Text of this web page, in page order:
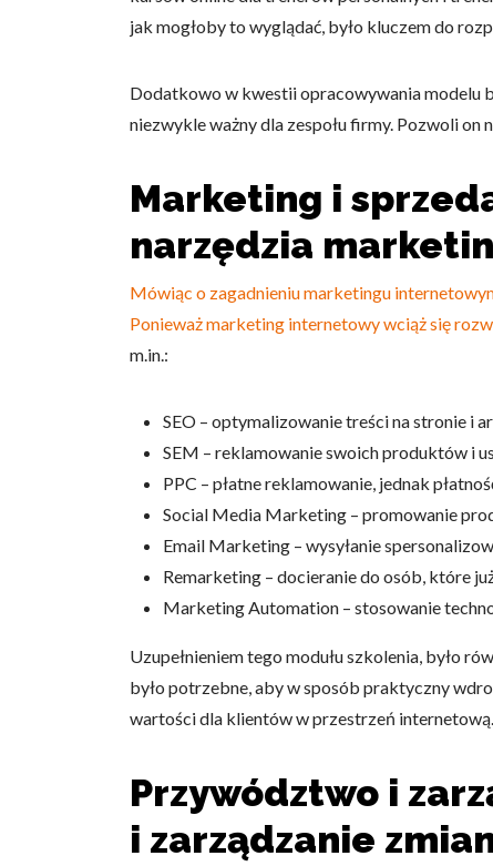
jak mogłoby to wyglądać, było kluczem do
Dodatkowo w kwestii opracowywania modelu
niezwykle ważny dla zespołu firmy. Pozwoli on
Marketing i
narzędzia
Mówiąc o zagadnieniu marketingu
Ponieważ marketing internetowy wciąż się
m.in.:
SEO – optymalizowanie treści na stronie i
SEM – reklamowanie swoich produktów i
PPC – płatne reklamowanie, jednak
Social Media Marketing – promowanie
Email Marketing – wysyłanie
Remarketing – docieranie do osób, które
Marketing Automation – stosowanie
Uzupełnieniem tego modułu szkolenia, było
było potrzebne, aby w sposób praktyczny
wartości dla klientów w przestrzeń internetową.
Przywództwo i
i zarządzanie
z ich usług.
Niezbędne
Niezbędne pliki cookie
sposób bez nich. Te pliki
Preferencje
np. preferowany język lub
Statystyka
na stronie, gromadząc i
Marketing